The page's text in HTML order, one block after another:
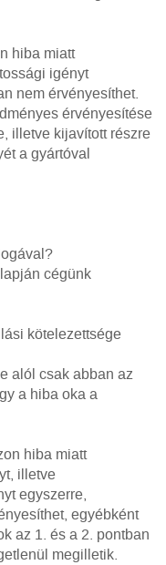
hiba miatt
igényt
nem érvényesíthet.
érvényesítése
illetve kijavított részre
a gyártóval
cégünk
kötelezettsége
alól csak abban az
a hiba oka a
hiba miatt
illetve
egyszerre,
egyébként
az 1. és a 2. pontban
megilletik.